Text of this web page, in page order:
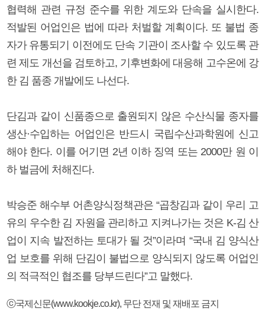
협력해 관련 규정 준수를 위한 계도와 단속을 실시한다.
적발된 어업인은 법에 따라 처벌할 계획이다. 또 불법 종
자가 유통되기 이전에도 단속 기관이 조사할 수 있도록 관
련 제도 개선을 검토하고, 기후변화에 대응해 고수온에 강
한 김 품종 개발에도 나선다.
단김과 같이 신품종으로 출원되지 않은 수산식물 종자를
생산·수입하는 어업인은 반드시 국립수산과학원에 신고
해야 한다. 이를 어기면 2년 이하 징역 또는 2000만 원 이
하 벌금에 처해진다.
박승준 해수부 어촌양식정책관은 “곱창김과 같이 우리 고
유의 우수한 김 자원을 관리하고 지켜나가는 것은 K-김 산
업이 지속 발전하는 토대가 될 것”이라며 “국내 김 양식산
업 보호를 위해 단김이 불법으로 양식되지 않도록 어업인
의 적극적인 협조를 당부드린다”고 말했다.
ⓒ국제신문(www.kookje.co.kr), 무단 전재 및 재배포 금지